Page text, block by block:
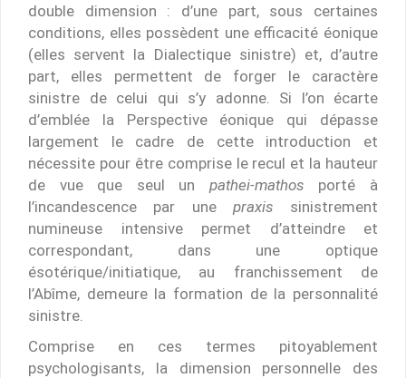
double dimension : d’une part, sous certaines
conditions, elles possèdent une efficacité éonique
(elles servent la Dialectique sinistre) et, d’autre
part, elles permettent de forger le caractère
sinistre de celui qui s’y adonne. Si l’on écarte
d’emblée la Perspective éonique qui dépasse
largement le cadre de cette introduction et
nécessite pour être comprise le recul et la hauteur
de vue que seul un pathei-mathos porté à
l’incandescence par une praxis sinistrement
numineuse intensive permet d’atteindre et
correspondant, dans une optique
ésotérique/initiatique, au franchissement de
l’Abîme, demeure la formation de la personnalité
sinistre.
Comprise en ces termes pitoyablement
psychologisants, la dimension personnelle des